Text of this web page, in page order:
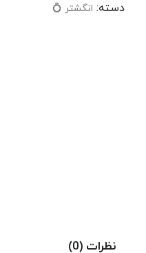
دسته: انگشتر 💍
نظرات (0)